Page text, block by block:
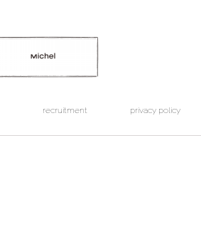
recruitment privacy policy